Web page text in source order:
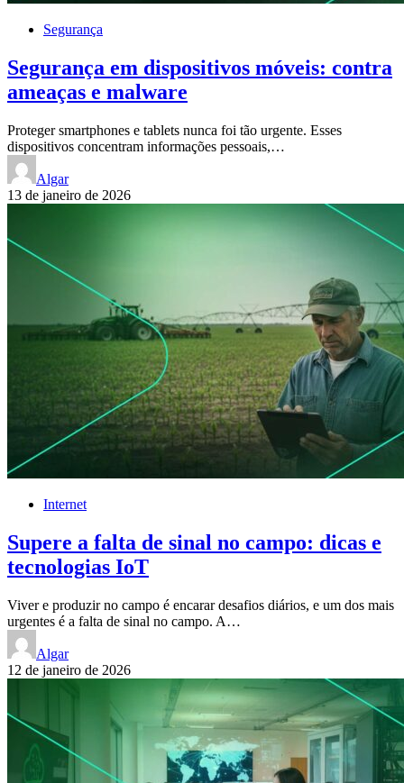
Segurança
Segurança em dispositivos móveis: contra
ameaças e malware
Proteger smartphones e tablets nunca foi tão urgente. Esses
dispositivos concentram informações pessoais,…
Algar
13 de janeiro de 2026
Internet
Supere a falta de sinal no campo: dicas e
tecnologias IoT
Viver e produzir no campo é encarar desafios diários, e um dos mais
urgentes é a falta de sinal no campo. A…
Algar
12 de janeiro de 2026